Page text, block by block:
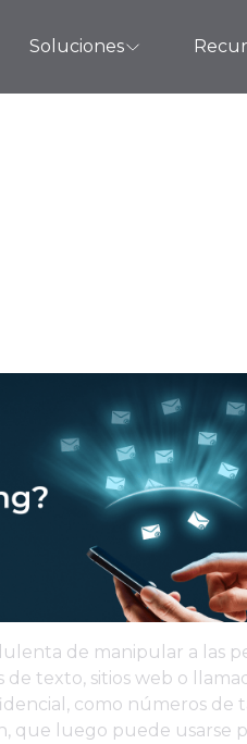
Soluciones
de manipular a las
texto, sitios web o
como números de
que luego puede usarse